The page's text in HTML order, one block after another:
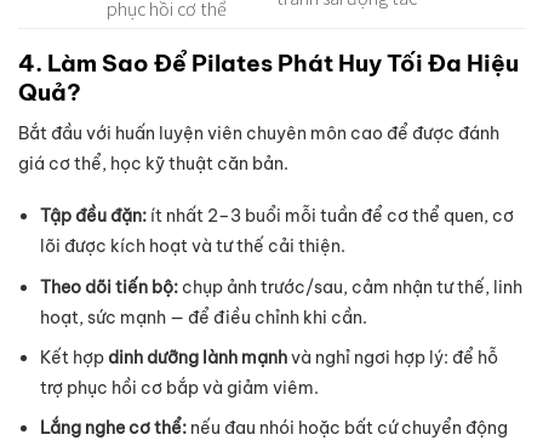
phục hồi cơ thể
4. Làm Sao Để Pilates Phát Huy Tối Đa Hiệu
Quả?
Bắt đầu với huấn luyện viên chuyên môn cao để được đánh
giá cơ thể, học kỹ thuật căn bản.
Tập đều đặn: ít nhất 2–3 buổi mỗi tuần để cơ thể quen, cơ
lõi được kích hoạt và tư thế cải thiện.
Theo dõi tiến bộ: chụp ảnh trước/sau, cảm nhận tư thế, linh
hoạt, sức mạnh — để điều chỉnh khi cần.
Kết hợpdinh dưỡng lành mạnhvà nghỉ ngơi hợp lý: để hỗ
trợ phục hồi cơ bắp và giảm viêm.
Lắng nghe cơ thể: nếu đau nhói hoặc bất cứ chuyển động